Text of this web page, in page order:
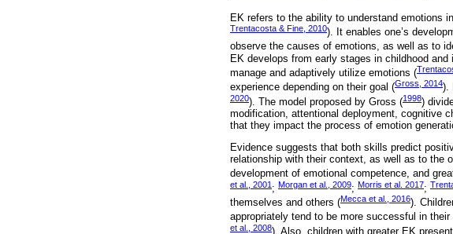
EK refers to the ability to understand emotions
Trentacosta & Fine, 2010). It enables one’s
observe the causes of emotions, as well as to
EK develops from early stages in childhood
manage and adaptively utilize emotions (
experience depending on their goal (Gross, 2014).
2020). The model proposed by Gross (1998)
modification, attentional deployment, cognitive
that they impact the process of emotion
Evidence suggests that both skills predict
relationship with their context, as well as to the
development of emotional competence, and
et al., 2001 ; Morgan et al., 2009; Morris et al. 2017;
themselves and others (Mecca et al., 2016).
appropriately tend to be more successful in
et al., 2008). Also, children with greater EK